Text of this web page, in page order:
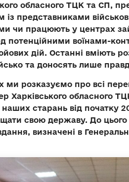
обласного ТЦК та СП,
представниками
чи працюють у центрах
потенційними воїнами-
дій. Останні вміють
та доносять лише
ми розказуємо про всі
Харківського обласного
старань від початку
свою державу. До
визначені в